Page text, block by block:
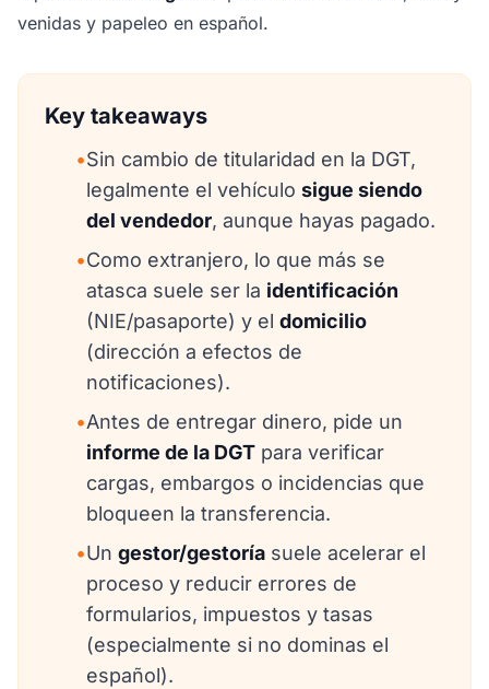
venidas y papeleo en español.
Key takeaways
•Sin cambio de titularidad en la DGT,
legalmente el vehículo sigue siendo
del vendedor, aunque hayas pagado.
•Como extranjero, lo que más se
atasca suele ser la identificación
(NIE/pasaporte) y el domicilio
(dirección a efectos de
notificaciones).
•Antes de entregar dinero, pide un
informe de la DGT para verificar
cargas, embargos o incidencias que
bloqueen la transferencia.
•Un gestor/gestoría suele acelerar el
proceso y reducir errores de
formularios, impuestos y tasas
(especialmente si no dominas el
español).